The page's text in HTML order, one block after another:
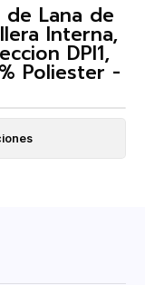
de Lana de
Interna,
DPI1,
Poliester -